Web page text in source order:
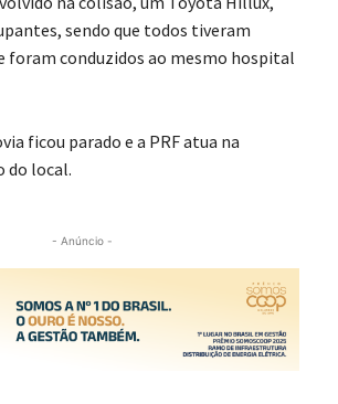
sendo que todos tiveram
foram conduzidos ao mesmo hospital
ficou parado e a PRF atua na
do local.
- Anúncio -